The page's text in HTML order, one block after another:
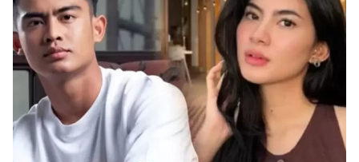
Partner
Insight
Suara
Time
Lens
Daily
Jogja
Jalan
Rakyat
Idealita
News
Kita
Notice
Dinamikapost.com
Radar
Seedbacklink
Follow
Kabarbaru